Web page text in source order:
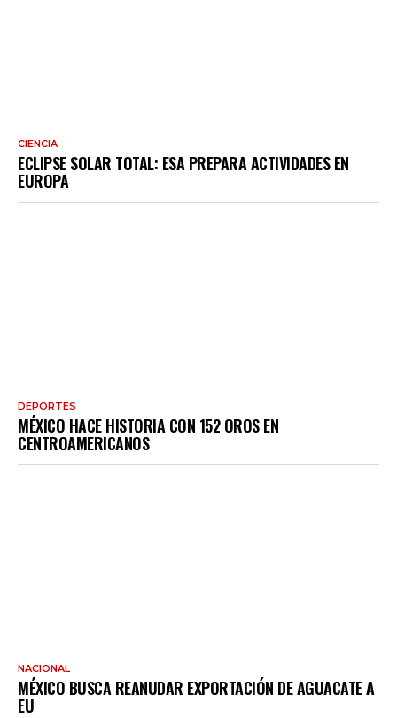
CIENCIA
ECLIPSE SOLAR TOTAL: ESA PREPARA ACTIVIDADES EN
EUROPA
DEPORTES
MÉXICO HACE HISTORIA CON 152 OROS EN
CENTROAMERICANOS
NACIONAL
MÉXICO BUSCA REANUDAR EXPORTACIÓN DE AGUACATE A
EU